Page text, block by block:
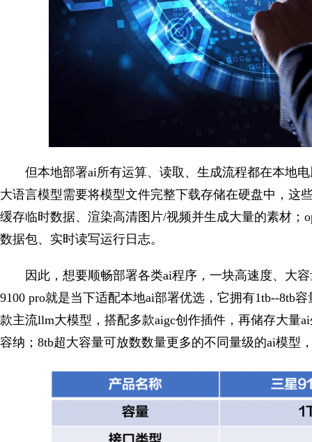
但本地部署ai所有运算、读取、生成流程都在本地
大语言模型需要将模型文件完整下载存储在硬盘中，这
缓存临时数据、渲染高清图片/视频并生成大量的素材；
数据包、实时读写运行日志。
因此，想要顺畅部署各类ai程序，一块高速度、大
9100 pro就是当下适配本地ai部署优选，它拥有1tb--8tb
款主流llm大模型，搭配多款aigc创作插件，再储存大量
容纳；8tb超大容量可放数数量更多的不同量级的ai模型